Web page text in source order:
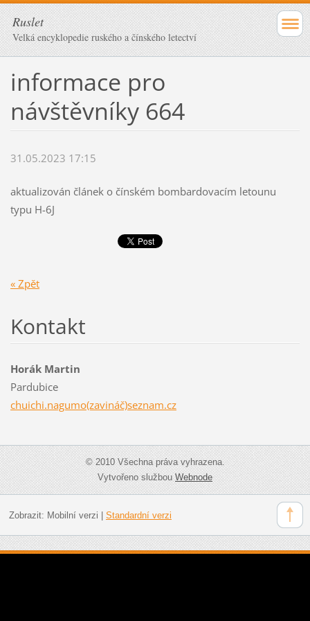
Ruslet
Velká encyklopedie ruského a čínského letectví
informace pro
návštěvníky 664
31.05.2023 17:15
aktualizován článek o čínském bombardovacím letounu
typu H-6J
« Zpět
Kontakt
Horák Martin
Pardubice
chuichi.nagumo(zavináč)seznam.cz
© 2010 Všechna práva vyhrazena.
Vytvořeno službouWebnode
Zobrazit: Mobilní verzi Standardní verzi